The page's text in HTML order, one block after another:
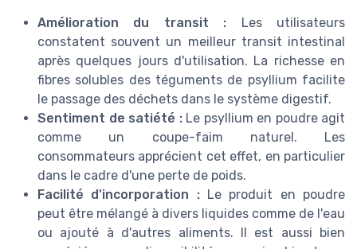
Amélioration du transit : Les utilisateurs
constatent souvent un meilleur transit intestinal
après quelques jours d'utilisation. La richesse en
fibres solubles des téguments de psyllium facilite
le passage des déchets dans le système digestif.
Sentiment de satiété :Le psyllium en poudre agit
comme un coupe-faim naturel. Les
consommateurs apprécient cet effet, en particulier
dans le cadre d'une perte de poids.
Facilité d'incorporation :Le produit en poudre
peut être mélangé à divers liquides comme de l'eau
ou ajouté à d'autres aliments. Il est aussi bien